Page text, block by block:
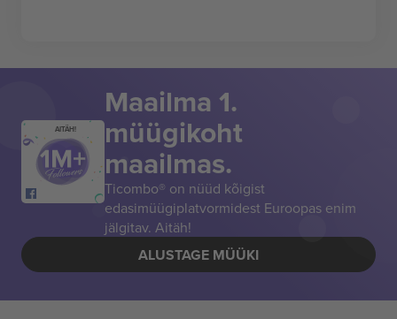
AITÄH!
Maailma 1.
müügikoht
maailmas.
Ticombo® on nüüd kõigist
edasimüügiplatvormidest Euroopas enim
jälgitav. Aitäh!
ALUSTAGE MÜÜKI